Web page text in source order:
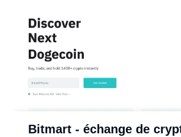
Bitmart - échange de